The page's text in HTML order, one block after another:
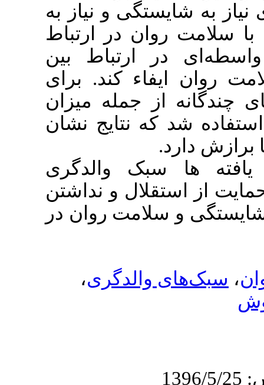
و نیاز به
در ارتباط
بین
کند. برای
جمله میزان
نتایج نشان
والدگری
و نداشتن
روان در
،